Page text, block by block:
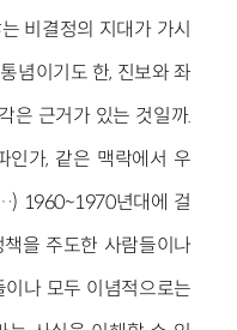
비결정의 지대가 가시
념이기도 한, 진보와 좌
은 근거가 있는 것일까.
인가, 같은 맥락에서 우
1960~1970년대에 걸
을 주도한 사람들이나
나 모두 이념적으로는